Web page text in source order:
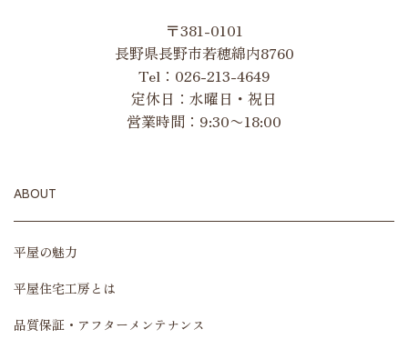
〒381-0101
長野県長野市若穂綿内8760
Tel： 026-213-4649
定休日：水曜日・祝日
営業時間：9:30〜18:00
ABOUT
平屋の魅力
平屋住宅工房とは
品質保証・アフターメンテナンス